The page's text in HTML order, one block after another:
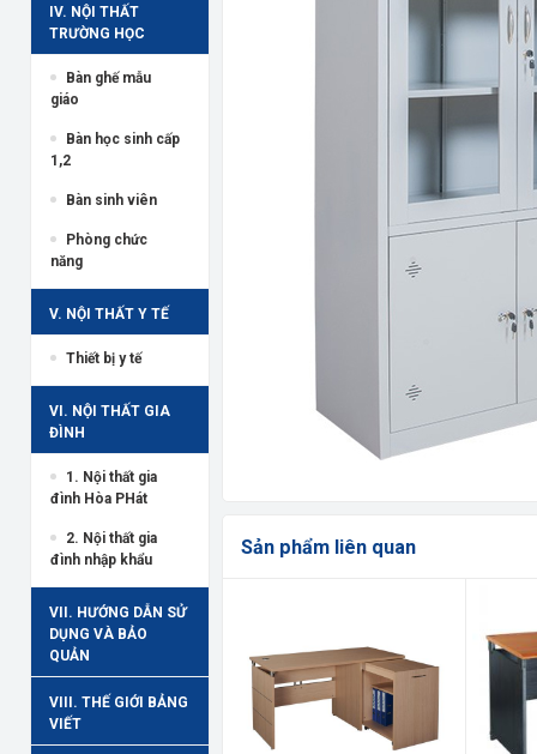
IV. NỘI THẤT
TRƯỜNG HỌC
Bàn ghế mẫu
giáo
Bàn học sinh cấp
1,2
Bàn sinh viên
Phòng chức
năng
V. NỘI THẤT Y TẾ
Thiết bị y tế
VI. NỘI THẤT GIA
ĐÌNH
1. Nội thất gia
đình Hòa PHát
2. Nội thất gia
đình nhập khẩu
VII. HƯỚNG DẪN SỬ
DỤNG VÀ BẢO
QUẢN
VIII. THẾ GIỚI BẢNG
VIẾT
Sản phẩm liên quan